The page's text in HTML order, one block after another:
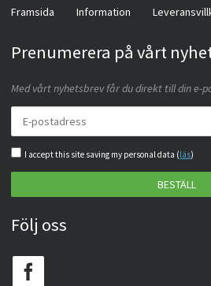
Framsida Information
Prenumerera på vårt
Med vårt nyhetsbrev får du direkt till din e-
I accept this site saving my personal data (läs)
BESTÄLL
Följ oss